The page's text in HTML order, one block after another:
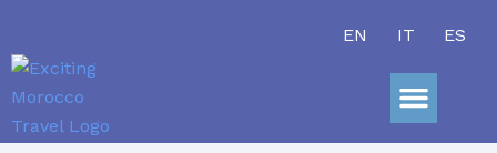
contenido
EN IT ES